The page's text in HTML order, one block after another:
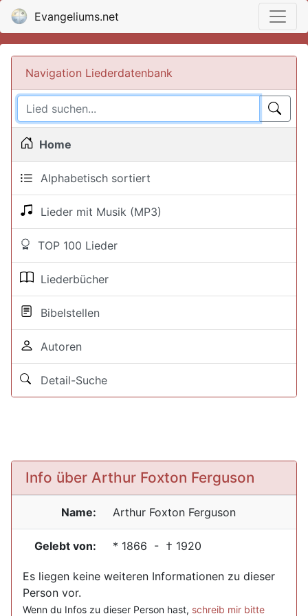
Evangeliums.net
Navigation Liederdatenbank
Home
Alphabetisch sortiert
Lieder mit Musik (MP3)
TOP 100 Lieder
Liederbücher
Bibelstellen
Autoren
Detail-Suche
Info über Arthur Foxton Ferguson
Name: Arthur Foxton Ferguson
Gelebt von: * 1866 - † 1920
Es liegen keine weiteren Informationen zu dieser
Person vor.
Wenn du Infos zu dieser Person hast, schreib mir bitte